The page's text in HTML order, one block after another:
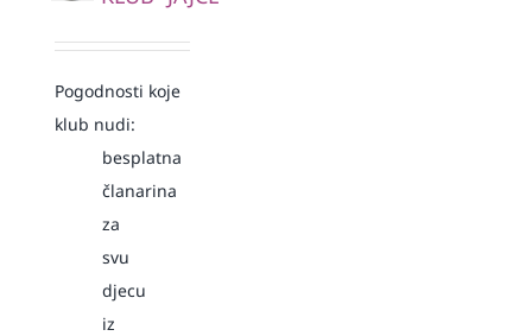
Pogodnosti koje
klub nudi:
besplatna
članarina
za
svu
djecu
iz